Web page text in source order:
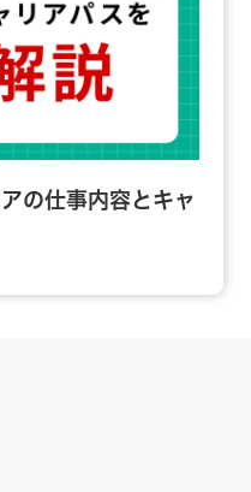
の仕事内容とキャ